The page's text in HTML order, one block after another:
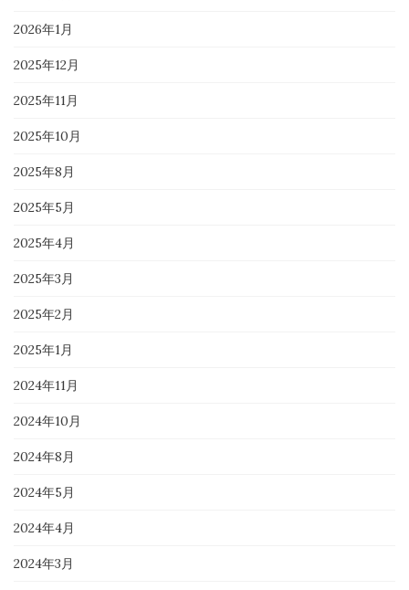
2026年1月
2025年12月
2025年11月
2025年10月
2025年8月
2025年5月
2025年4月
2025年3月
2025年2月
2025年1月
2024年11月
2024年10月
2024年8月
2024年5月
2024年4月
2024年3月